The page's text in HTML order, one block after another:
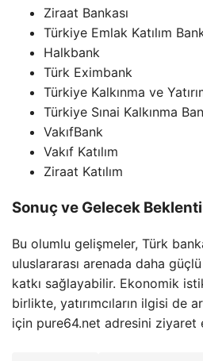
Ziraat Bankası
Türkiye Emlak Katılım
Halkbank
Türk Eximbank
Türkiye Kalkınma ve
Türkiye Sınai Kalkınma
VakıfBank
Vakıf Katılım
Ziraat Katılım
Sonuç ve Gelecek
Bu olumlu gelişmeler, Türk
uluslararası arenada daha
katkı sağlayabilir. Ekonomik
birlikte, yatırımcıların ilgisi de
için pure64.net adresini ziyaret